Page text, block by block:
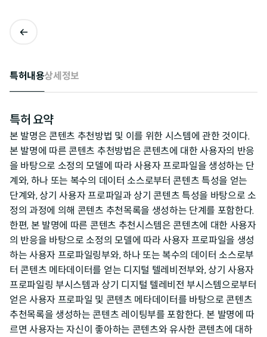
특허내용상세정보
특허 요약
본 발명은 콘텐츠 추천방법 및 이를 위한 시스템에 관한 것이다.
본 발명에 따른 콘텐츠 추천방법은 콘텐츠에 대한 사용자의 반응
을 바탕으로 소정의 모델에 따라 사용자 프로파일을 생성하는 단
계와, 하나 또는 복수의 데이터 소스로부터 콘텐츠 특성을 얻는
단계와, 상기 사용자 프로파일과 상기 콘텐츠 특성을 바탕으로 소
정의 과정에 의해 콘텐츠 추천목록을 생성하는 단계를 포함한다.
한편, 본 발명에 따른 콘텐츠 추천시스템은 콘텐츠에 대한 사용자
의 반응을 바탕으로 소정의 모델에 따라 사용자 프로파일을 생성
하는 사용자 프로파일링부와, 하나 또는 복수의 데이터 소스로부
터 콘텐츠 메타데이터를 얻는 디지털 텔레비전부와, 상기 사용자
프로파일링 부시스템과 상기 디지털 텔레비전 부시스템으로부터
얻은 사용자 프로파일 및 콘텐츠 메타데이터를 바탕으로 콘텐츠
추천목록을 생성하는 콘텐츠 레이팅부를 포함한다. 본 발명에 따
르면 사용자는 자신이 좋아하는 콘텐츠와 유사한 콘텐츠에 대하